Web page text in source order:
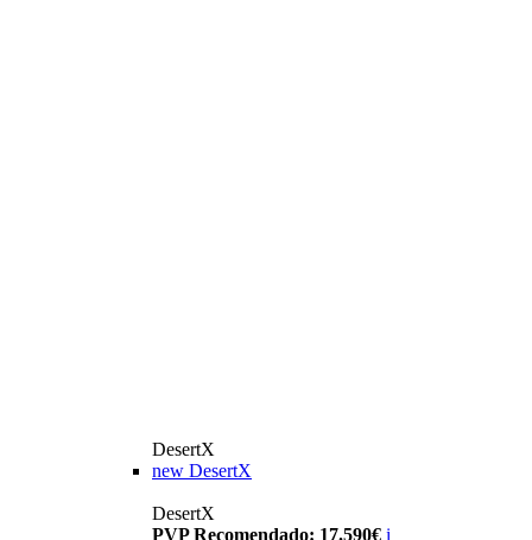
DesertX
new DesertX
DesertX
PVP Recomendado: 17.590€ i